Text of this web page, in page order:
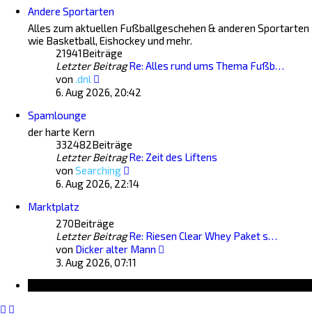
Andere Sportarten
Alles zum aktuellen Fußballgeschehen & anderen Sportarten
wie Basketball, Eishockey und mehr.
21941Beiträge
Letzter Beitrag Re: Alles rund ums Thema Fußb…
von .dnl
Beitrag
6. Aug 2026, 20:42
Spamlounge
der harte Kern
332482Beiträge
Letzter Beitrag Re: Zeit des Liftens
von Searching
Beitrag
6. Aug 2026, 22:14
Marktplatz
270Beiträge
Letzter Beitrag Re: Riesen Clear Whey Paket s…
von Dicker alter Mann
3. Aug 2026, 07:11